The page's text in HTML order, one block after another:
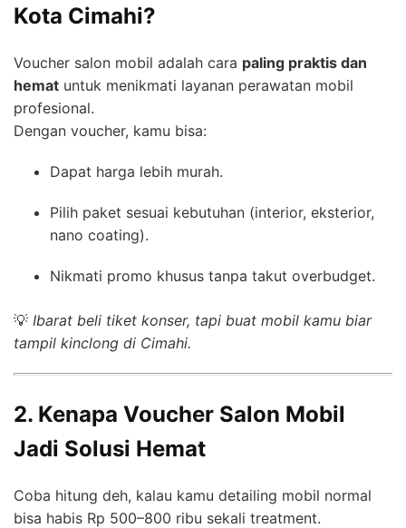
Kota Cimahi?
Voucher salon mobil adalah cara paling praktis dan
hemat untuk menikmati layanan perawatan mobil
profesional.
Dengan voucher, kamu bisa:
Dapat harga lebih murah.
Pilih paket sesuai kebutuhan (interior, eksterior,
nano coating).
Nikmati promo khusus tanpa takut overbudget.
💡 Ibarat beli tiket konser, tapi buat mobil kamu biar
tampil kinclong di Cimahi.
2. Kenapa Voucher Salon Mobil
Jadi Solusi Hemat
Coba hitung deh, kalau kamu detailing mobil normal
bisa habis Rp 500–800 ribu sekali treatment.